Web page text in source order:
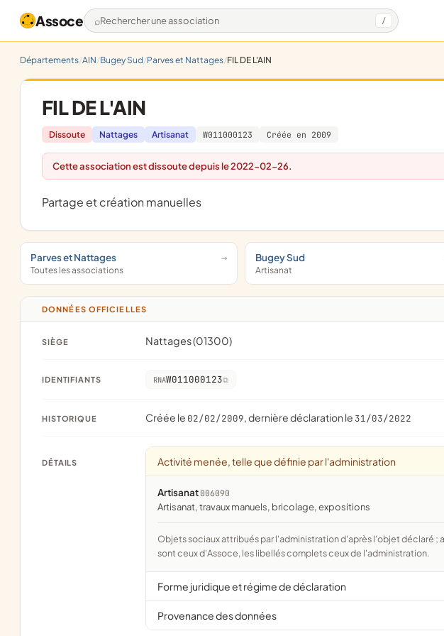
Assoce Rechercher une association /
Départements AIN Bugey Sud Parves et Nattages FIL DE L'AIN
FIL DE L'AIN
Dissoute Nattages Artisanat W011000123 Créée en 2009
Cette association est dissoute depuis le 2022-02-26.
partage et création manuelles
Parves et Nattages
Toutes les associations
Bugey Sud
Artisanat
DONNÉES OFFICIELLES
SIÈGE Nattages (01300)
IDENTIFIANTS RNAW011000123
HISTORIQUE Créée le 02/02/2009, dernière déclaration le 31/03/2022
DÉTAILS Activité menée, telle que définie par l'administration
Artisanat 006090
artisanat, travaux manuels, bricolage, expositions
Objets sociaux attribués par l'administration d'après l'objet déclaré ; activité NAF attribuée par l'INSEE. Les noms courts
sont ceux d'Assoce, les libellés complets ceux de l'administration.
Forme juridique et régime de déclaration
Provenance des données